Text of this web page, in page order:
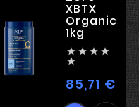
XBTX
Organic
1kg
   

85,71 €